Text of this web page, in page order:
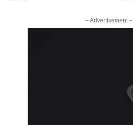
– Advertisement –